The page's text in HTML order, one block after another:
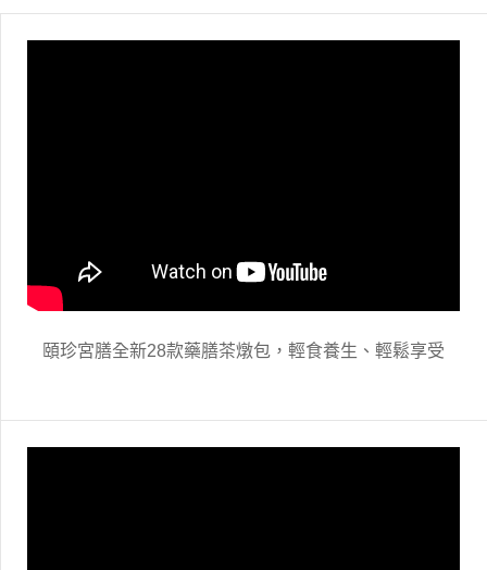
頤珍宮膳全新28款藥膳茶燉包，輕食養生、輕鬆享受